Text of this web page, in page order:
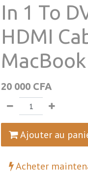
In 1 To
HDMI
MacBook
20 000 CFA
Ajouter au
Acheter